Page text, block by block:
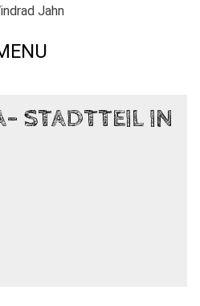
STADTTEIL IN